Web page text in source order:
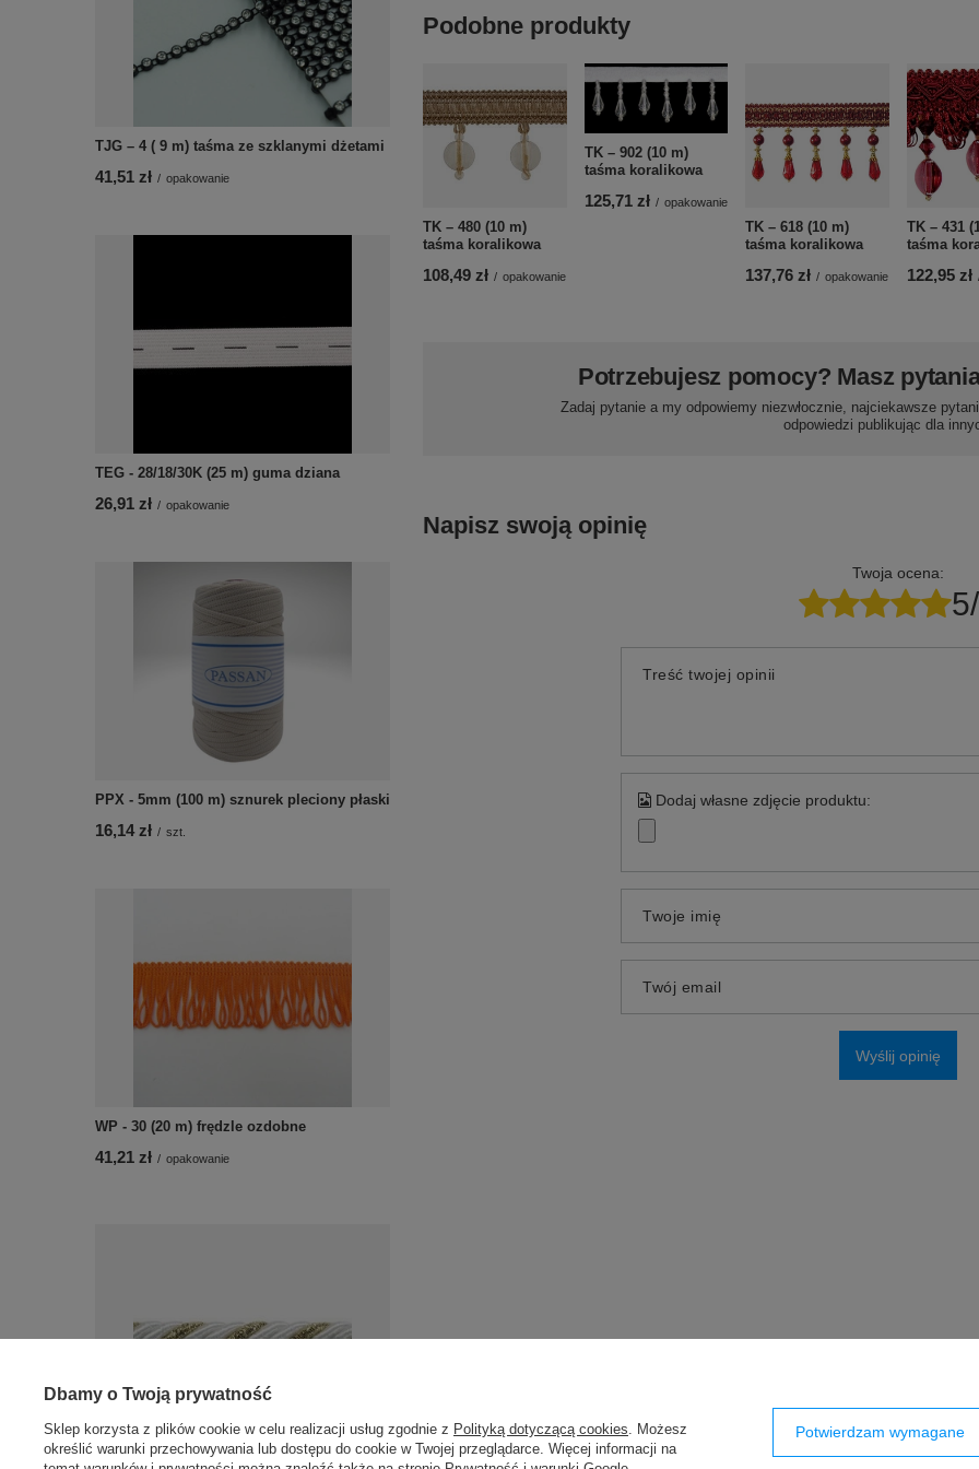
TJG – 4 ( 9 m) taśma ze szklanymi dżetami
41,51 zł / opakowanie
TEG - 28/18/30K (25 m) guma dziana
26,91 zł / opakowanie
PPX - 5mm (100 m) sznurek pleciony płaski
16,14 zł / szt.
WP - 30 (20 m) frędzle ozdobne
41,21 zł / opakowanie
FI - 7/2PF (20 m) sznur metalizowany
Podobne produkty
TK – 480 (10 m)
taśma koralikowa
108,49 zł / opakowanie
TK – 902 (10 m)
taśma koralikowa
125,71 zł / opakowanie
TK – 618 (10 m)
taśma koralikowa
137,76 zł / opakowanie
TK – 431
taśma
122,95 zł
Potrzebujesz pomocy? Masz
Zadaj pytanie a my odpowiemy niezwłocznie, najciekawsze
odpowiedzi publikując dla
Napisz swoją opinię
Twoja ocena:
Treść twojej opinii
Dodaj własne zdjęcie produktu:
Twoje imię
Twój email
Wyślij opinię
Dbamy o Twoją prywatność
Sklep korzysta z plików cookie w celu realizacji usług zgodnie z Polityką dotyczącą cookies . Możesz
określić warunki przechowywania lub dostępu do cookie w Twojej przeglądarce. Więcej informacji na
Potwierdzam wymagane